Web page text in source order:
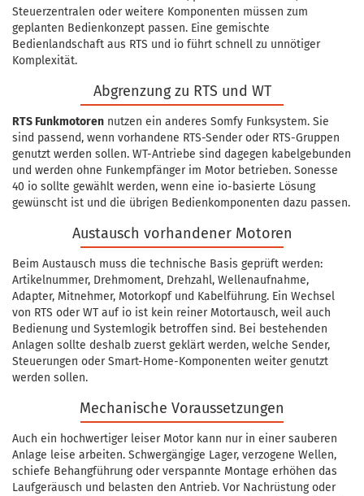
Steuerzentralen oder weitere Komponenten müssen zum
geplanten Bedienkonzept passen. Eine gemischte
Bedienlandschaft aus RTS und io führt schnell zu unnötiger
Komplexität.
Abgrenzung zu RTS und WT
RTS Funkmotoren nutzen ein anderes Somfy Funksystem. Sie
sind passend, wenn vorhandene RTS-Sender oder RTS-Gruppen
genutzt werden sollen. WT-Antriebe sind dagegen kabelgebunden
und werden ohne Funkempfänger im Motor betrieben. Sonesse
40 io sollte gewählt werden, wenn eine io-basierte Lösung
gewünscht ist und die übrigen Bedienkomponenten dazu passen.
Austausch vorhandener Motoren
Beim Austausch muss die technische Basis geprüft werden:
Artikelnummer, Drehmoment, Drehzahl, Wellenaufnahme,
Adapter, Mitnehmer, Motorkopf und Kabelführung. Ein Wechsel
von RTS oder WT auf io ist kein reiner Motortausch, weil auch
Bedienung und Systemlogik betroffen sind. Bei bestehenden
Anlagen sollte deshalb zuerst geklärt werden, welche Sender,
Steuerungen oder Smart-Home-Komponenten weiter genutzt
werden sollen.
Mechanische Voraussetzungen
Auch ein hochwertiger leiser Motor kann nur in einer sauberen
Anlage leise arbeiten. Schwergängige Lager, verzogene Wellen,
schiefe Behangführung oder verspannte Montage erhöhen das
Laufgeräusch und belasten den Antrieb. Vor Nachrüstung oder